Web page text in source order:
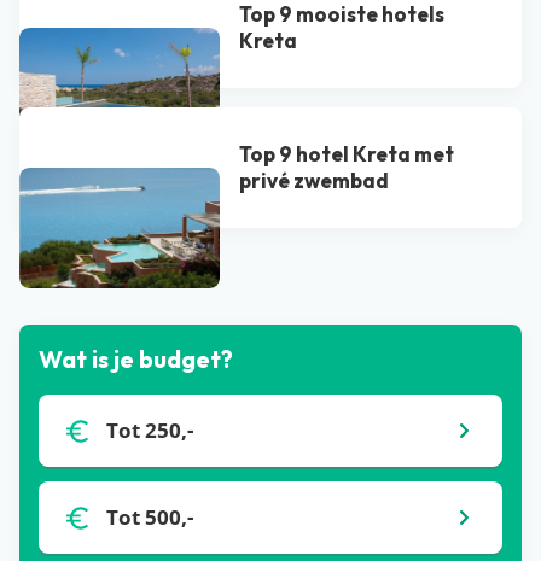
Top 9 mooiste hotels
Kreta
Top 9 hotel Kreta met
privé zwembad​
Bekijk alle blogs
Wat is je budget?
Tot 250,-
Tot 500,-